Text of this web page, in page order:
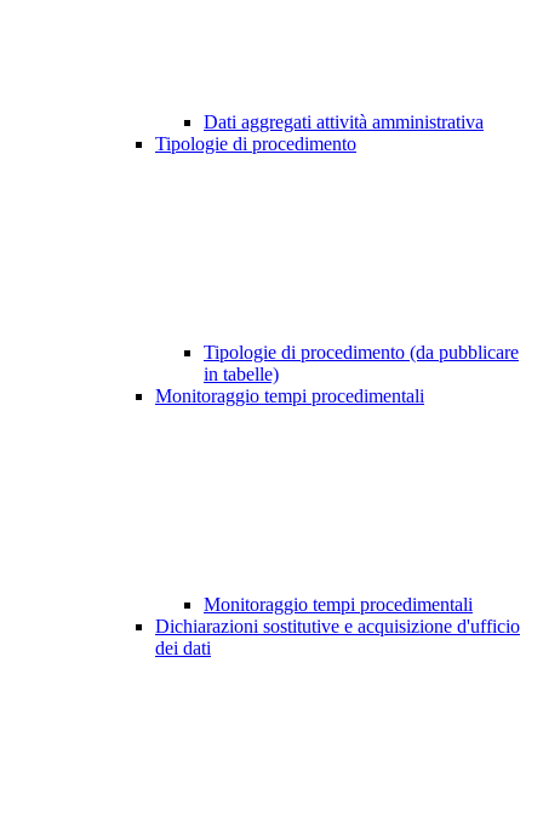
Dati aggregati attività amministrativa
Tipologie di procedimento
Tipologie di procedimento (da pubblicare
in tabelle)
Monitoraggio tempi procedimentali
Monitoraggio tempi procedimentali
Dichiarazioni sostitutive e acquisizione d'ufficio
dei dati